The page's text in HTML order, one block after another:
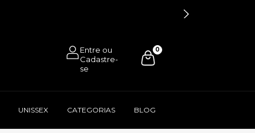
0
UNISSEX CATEGORIAS BLOG